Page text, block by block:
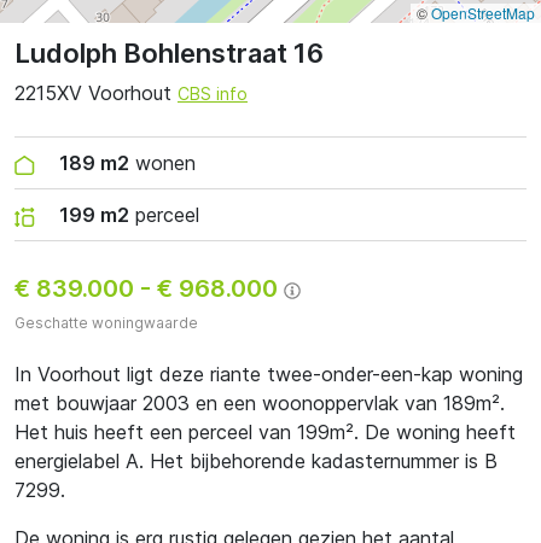
Ludolph Bohlenstraat 16
2215XV Voorhout CBS info
189 m2 wonen
199 m2 perceel
€ 839.000 - € 968.000
Geschatte woningwaarde
In Voorhout ligt deze riante twee-onder-een-kap woning
met bouwjaar 2003 en een woonoppervlak van 189m².
Het huis heeft een perceel van 199m². De woning heeft
energielabel A. Het bijbehorende kadasternummer is B
7299.
De woning is erg rustig gelegen gezien het aantal
©OpenStreetMap